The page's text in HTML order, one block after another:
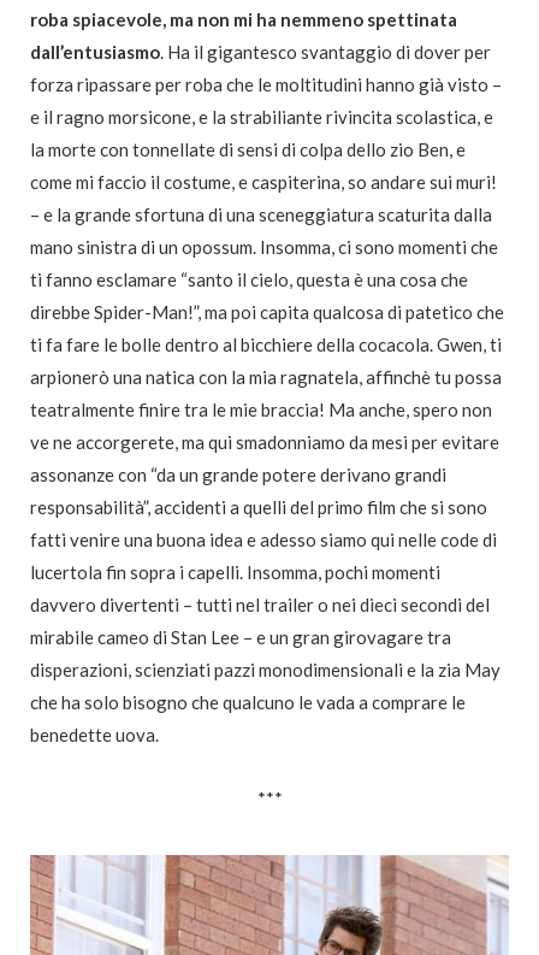
roba spiacevole, ma non mi ha nemmeno spettinata
dall’entusiasmo. Ha il gigantesco svantaggio di dover per
forza ripassare per roba che le moltitudini hanno già visto –
e il ragno morsicone, e la strabiliante rivincita scolastica, e
la morte con tonnellate di sensi di colpa dello zio Ben, e
come mi faccio il costume, e caspiterina, so andare sui muri!
– e la grande sfortuna di una sceneggiatura scaturita dalla
mano sinistra di un opossum. Insomma, ci sono momenti che
ti fanno esclamare “santo il cielo, questa è una cosa che
direbbe Spider-Man!”, ma poi capita qualcosa di patetico che
ti fa fare le bolle dentro al bicchiere della cocacola. Gwen, ti
arpionerò una natica con la mia ragnatela, affinchè tu possa
teatralmente finire tra le mie braccia! Ma anche, spero non
ve ne accorgerete, ma qui smadonniamo da mesi per evitare
assonanze con “da un grande potere derivano grandi
responsabilità”, accidenti a quelli del primo film che si sono
fatti venire una buona idea e adesso siamo qui nelle code di
lucertola fin sopra i capelli. Insomma, pochi momenti
davvero divertenti – tutti nel trailer o nei dieci secondi del
mirabile cameo di Stan Lee – e un gran girovagare tra
disperazioni, scienziati pazzi monodimensionali e la zia May
che ha solo bisogno che qualcuno le vada a comprare le
benedette uova.
***